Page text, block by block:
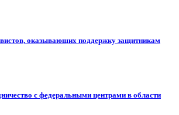
оказывающих поддержку защитникам
с федеральными центрами в области